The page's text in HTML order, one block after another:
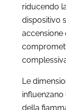
riducendo
dispositivo
accensione
Le
influenzano
della